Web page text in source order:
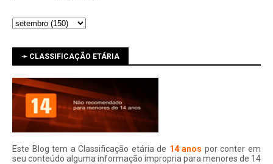
➛ CLASSIFICAÇÃO ETÁRIA
Este Blog tem a Classificação etária de 14 anos por conter em
seu conteúdo alguma informação impropria para menores de 14